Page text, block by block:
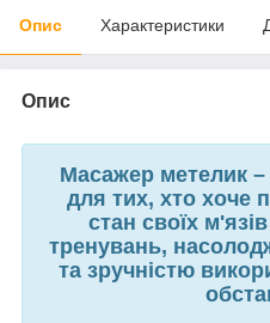
Опис Характеристики
Опис
Масажер метелик –
для тих, хто хоче
стан своїх
тренувань,
та зручністю